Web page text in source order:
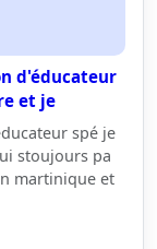
d'éducateur
et je
spé je
stoujours pa
martinique et